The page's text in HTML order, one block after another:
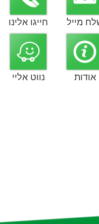
חייגו אלינו מייל
נווט אליי אודות